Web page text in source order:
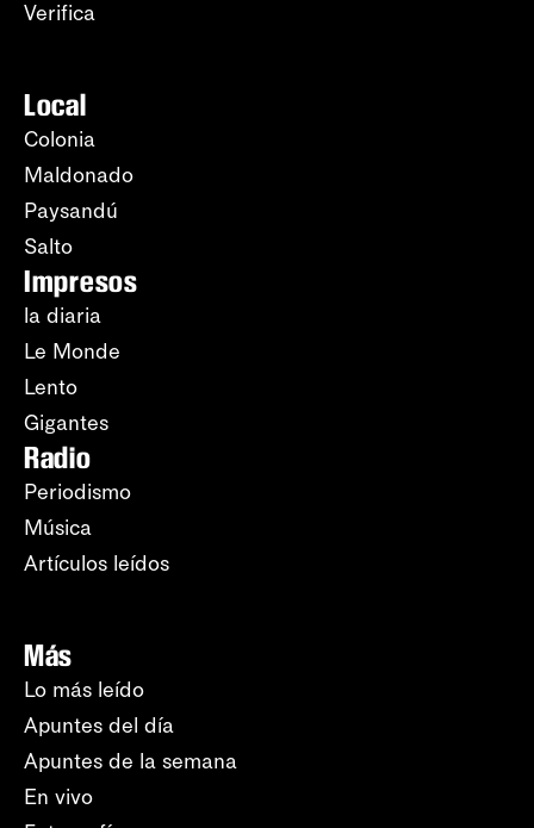
Verifica
Local
Colonia
Maldonado
Paysandú
Salto
Impresos
la diaria
Le Monde
Lento
Gigantes
Radio
Periodismo
Música
Artículos leídos
Más
Lo más leído
Apuntes del día
Apuntes de la semana
En vivo